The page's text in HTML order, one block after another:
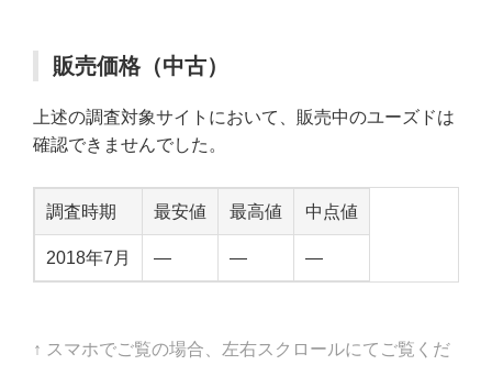
販売価格（中古）
上述の調査対象サイトにおいて、販売中のユーズドは
確認できませんでした。
調査時期 最安値 最高値 中点値
2018年7月 — — —
↑ スマホでご覧の場合、左右スクロールにてご覧くだ